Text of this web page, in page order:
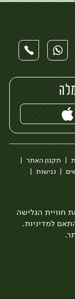
חוויית הגלישה
למדיניות.
תקנון האתר
נגישות
פיתוח:Quatro